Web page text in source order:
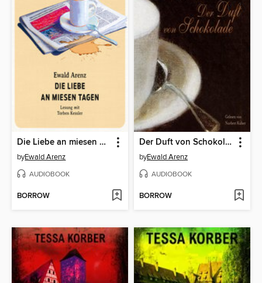
Die Liebe an miesen Tagen (Ungekürzt)
byEwald Arenz
AUDIOBOOK
BORROW
Der Duft von Schokolade
byEwald Arenz
AUDIOBOOK
BORROW